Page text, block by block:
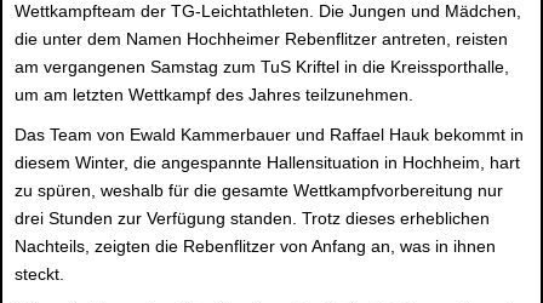
Wettkampfteam der TG-Leichtathleten. Die Jungen und Mädchen,
die unter dem Namen Hochheimer Rebenflitzer antreten, reisten
am vergangenen Samstag zum TuS Kriftel in die Kreissporthalle,
um am letzten Wettkampf des Jahres teilzunehmen.
Das Team von Ewald Kammerbauer und Raffael Hauk bekommt in
diesem Winter, die angespannte Hallensituation in Hochheim, hart
zu spüren, weshalb für die gesamte Wettkampfvorbereitung nur
drei Stunden zur Verfügung standen. Trotz dieses erheblichen
Nachteils, zeigten die Rebenflitzer von Anfang an, was in ihnen
steckt.